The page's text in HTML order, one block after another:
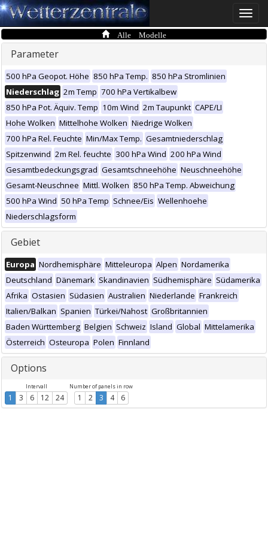
Toggle
Alle Modelle
Parameter
500 hPa Geopot. Höhe 850 hPa Temp. 850 hPa Stromlinien
Niederschlag 2m Temp 700 hPa Vertikalbew
850 hPa Pot. Äquiv. Temp 10m Wind 2m Taupunkt CAPE/LI
Hohe Wolken Mittelhohe Wolken Niedrige Wolken
700 hPa Rel. Feuchte Min/Max Temp. Gesamtniederschlag
Spitzenwind 2m Rel. feuchte 300 hPa Wind 200 hPa Wind
Gesamtbedeckungsgrad Gesamtschneehöhe Neuschneehöhe
Gesamt-Neuschnee Mittl. Wolken 850 hPa Temp. Abweichung
500 hPa Wind 50 hPa Temp Schnee/Eis Wellenhoehe
Niederschlagsform
Gebiet
Europa Nordhemisphäre Mitteleuropa Alpen Nordamerika
Deutschland Dänemark Skandinavien Südhemisphäre Südamerika
Afrika Ostasien Südasien Australien Niederlande Frankreich
Italien/Balkan Spanien Türkei/Nahost Großbritannien
Baden Württemberg Belgien Schweiz Island Global Mittelamerika
Österreich Osteuropa Polen Finnland
Options
Intervall
1 3 6 12 24
Number of panels in row
1 2 3 4 6